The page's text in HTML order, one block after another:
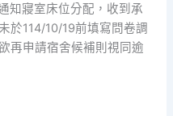
知寢室床位分配，收到承
於114/10/19前填寫問卷調
再申請宿舍候補則視同逾